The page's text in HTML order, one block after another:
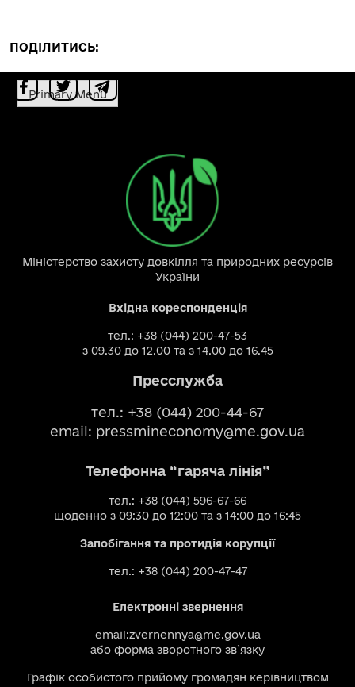
ПОДІЛИТИСЬ:
Primary Menu
Міністерство захисту довкілля та природних ресурсів
України
Вхідна кореспонденція
тел.: +38 (044) 200-47-53
з 09.30 до 12.00 та з 14.00 до 16.45
Пресслужба
тел.: +38 (044) 200-44-67
email: pressmineconomy@me.gov.ua
Телефонна “гаряча лінія”
тел.: +38 (044) 596-67-66
щоденно з 09:30 до 12:00 та з 14:00 до 16:45
Запобігання та протидія корупції
тел.: +38 (044) 200-47-47
Електронні звернення
email:zvernennya@me.gov.ua
або форма зворотного зв`язку
Графік особистого прийому громадян керівництвом